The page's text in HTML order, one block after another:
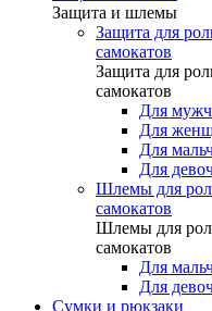
Защита и шлемы
Защита для
самокатов
Защита для
самокатов
Для
Для
Для
Для
Шлемы для
самокатов
Шлемы для
самокатов
Для
Для
Сумки и рюкзаки